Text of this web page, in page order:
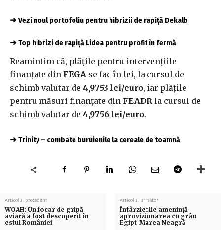
➜ Vezi noul portofoliu pentru hibrizii de rapiță Dekalb
➜ Top hibrizi de rapiță Lidea pentru profit în fermă
Reamintim că, plăţile pentru intervențiile
finanțate din FEGA se fac în lei, la cursul de
schimb valutar de 4,9753 lei/euro, iar plăţile
pentru măsuri finanțate din FEADR la cursul de
schimb valutar de 4,9756 lei/euro.
➜ Trinity – combate buruienile la cereale de toamnă
Articolul precedent
WOAH: Un focar de gripă
aviară a fost descoperit în
estul României
Articolul următor
Întârzierile amenință
aprovizionarea cu grâu
Egipt-Marea Neagră